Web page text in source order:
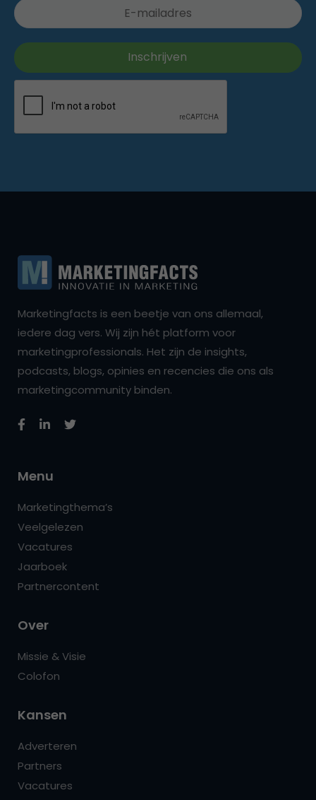
Marketingfacts is een beetje van ons allemaal,
iedere dag vers. Wij zijn hét platform voor
marketingprofessionals. Het zijn de insights,
podcasts, blogs, opinies en recencies die ons als
marketingcommunity binden.
Menu
Marketingthema’s
Veelgelezen
Vacatures
Jaarboek
Partnercontent
Over
Missie & Visie
Colofon
Kansen
Adverteren
Partners
Vacatures